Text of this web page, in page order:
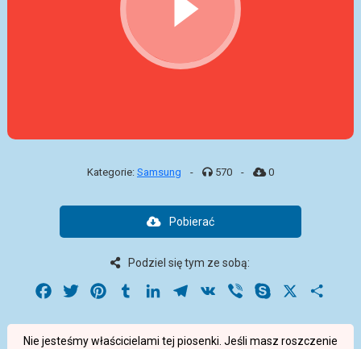
Kategorie: Samsung - 570 - 0
Pobierać
Podziel się tym ze sobą:
Facebook
Twitter PinterestTumblrLinkedInTelegram
VK Viber Skype
Nie jesteśmy właścicielami tej piosenki. Jeśli masz roszczenie